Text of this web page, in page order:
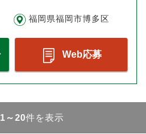
福岡県福岡市博多区
Web応募
1～20件を表示